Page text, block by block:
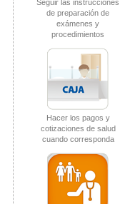
Seguir las instrucciones
de preparación de
exámenes y
procedimientos
Hacer los pagos y
cotizaciones de salud
cuando corresponda